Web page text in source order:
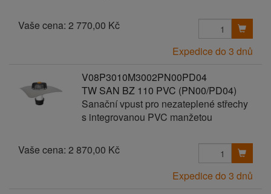
Vaše cena: 2 770,00 Kč
Expedice do 3 dnů
V08P3010M3002PN00PD04
TW SAN BZ 110 PVC (PN00/PD04)
Sanační vpust pro nezateplené střechy
s integrovanou PVC manžetou
Vaše cena: 2 870,00 Kč
Expedice do 3 dnů